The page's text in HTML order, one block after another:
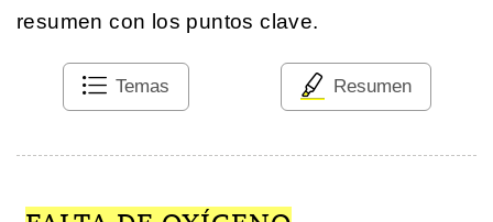
resumen con los puntos clave.
Temas Resumen